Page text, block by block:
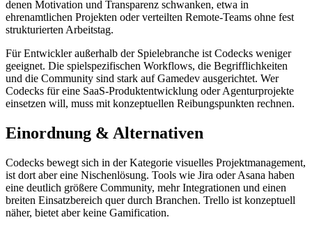
denen Motivation und Transparenz schwanken, etwa in
ehrenamtlichen Projekten oder verteilten Remote-Teams ohne fest
strukturierten Arbeitstag.
Für Entwickler außerhalb der Spielebranche ist Codecks weniger
geeignet. Die spielspezifischen Workflows, die Begrifflichkeiten
und die Community sind stark auf Gamedev ausgerichtet. Wer
Codecks für eine SaaS-Produktentwicklung oder Agenturprojekte
einsetzen will, muss mit konzeptuellen Reibungspunkten rechnen.
Einordnung & Alternativen
Codecks bewegt sich in der Kategorie visuelles Projektmanagement,
ist dort aber eine Nischenlösung. Tools wie Jira oder Asana haben
eine deutlich größere Community, mehr Integrationen und einen
breiten Einsatzbereich quer durch Branchen. Trello ist konzeptuell
näher, bietet aber keine Gamification.